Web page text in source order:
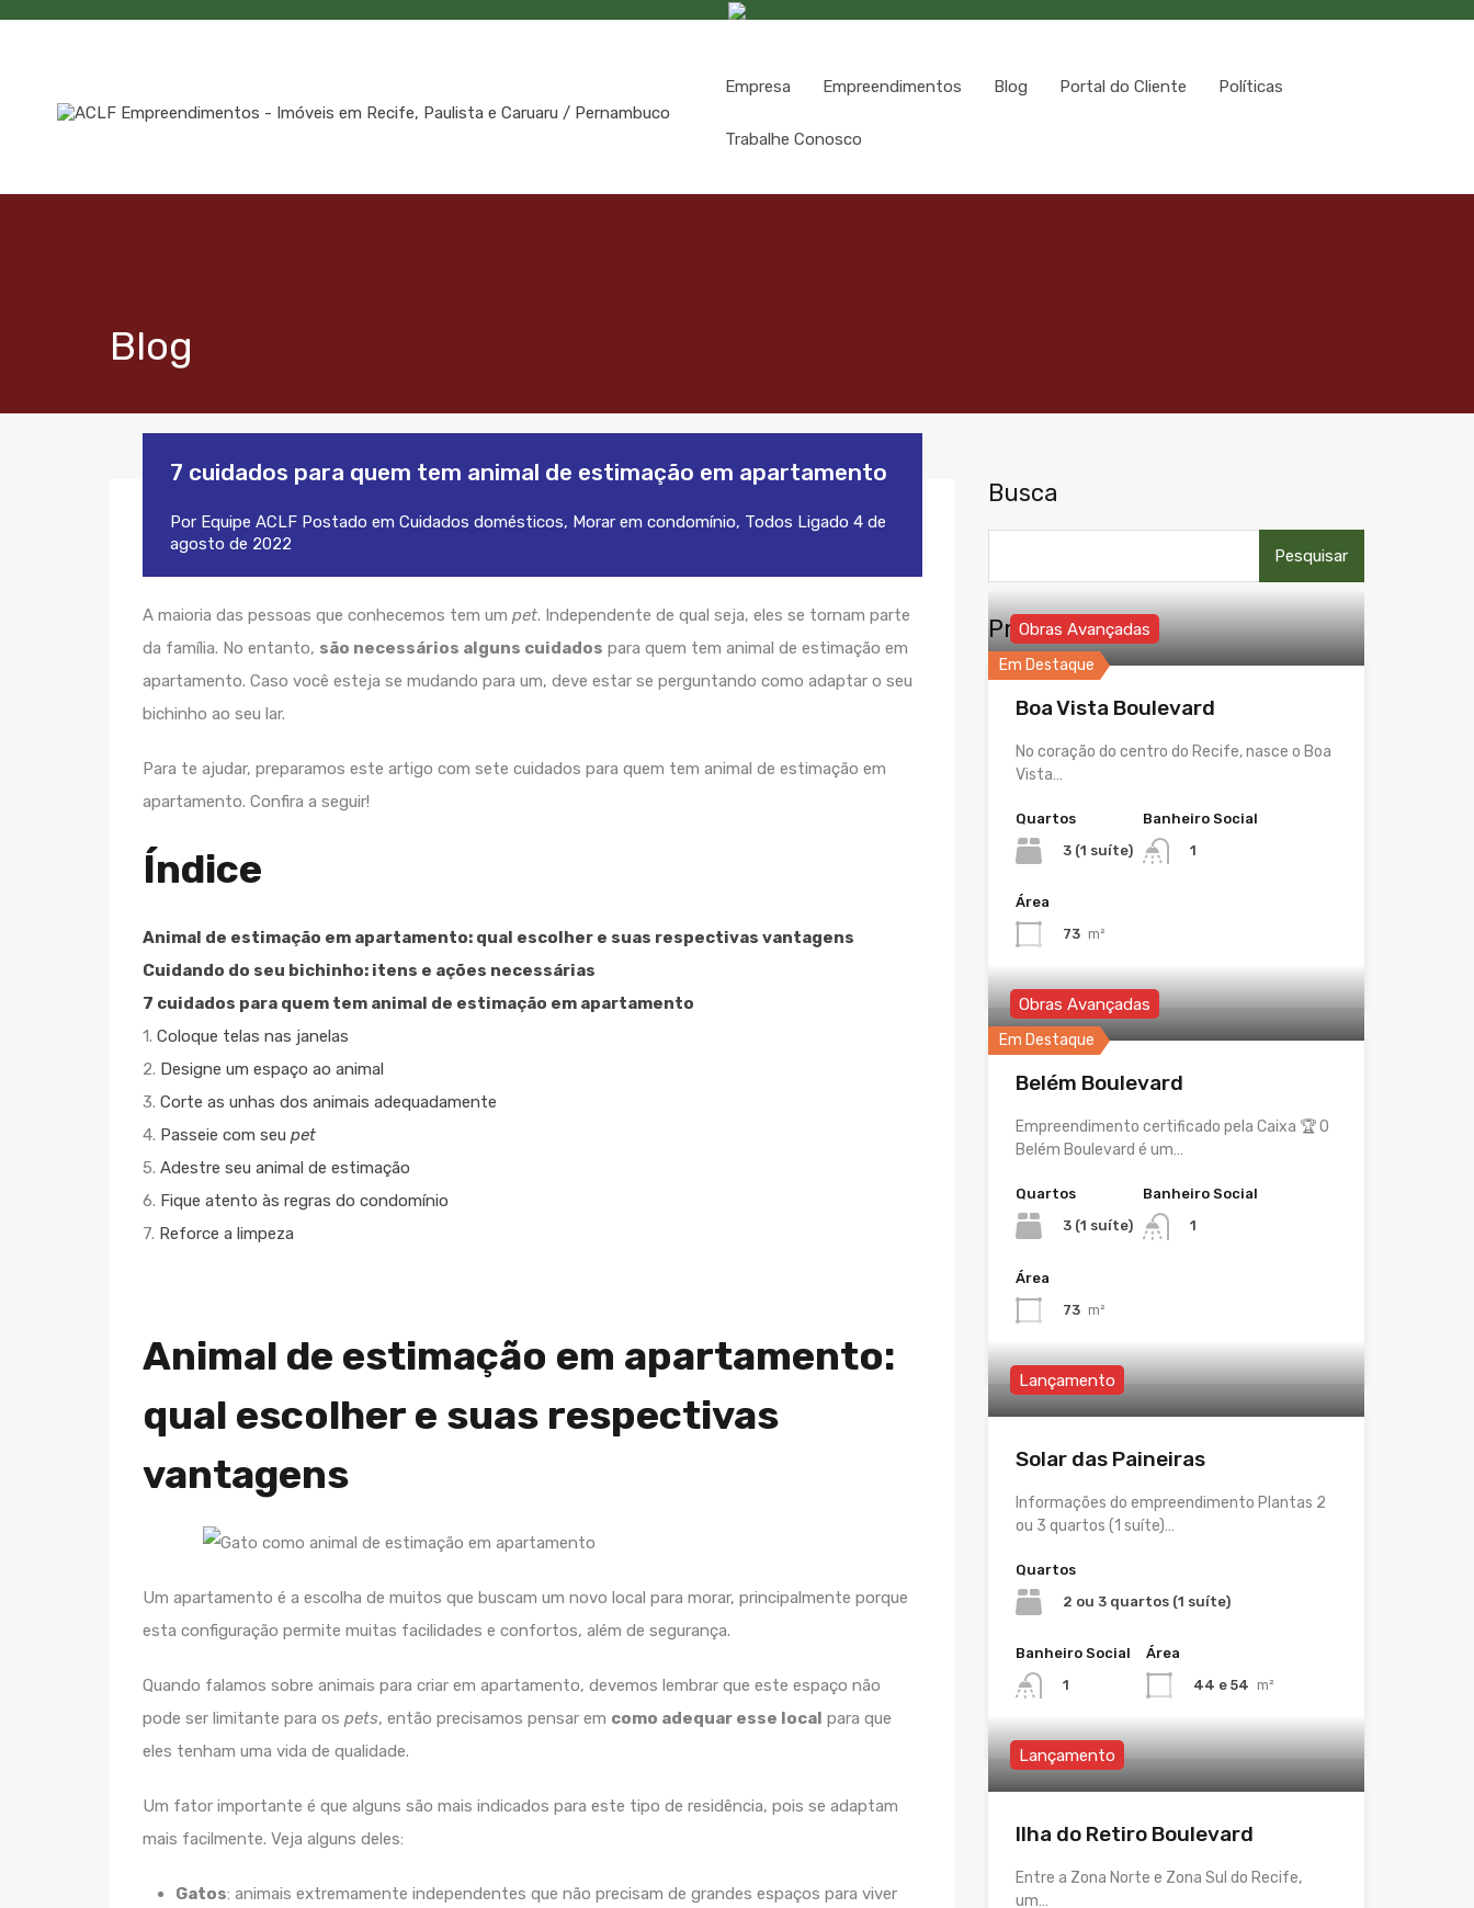
Empresa Empreendimentos Blog Portal do Cliente Políticas
Trabalhe Conosco
Blog
7 cuidados para quem tem animal de estimação em apartamento
Por Equipe ACLF Postado em Cuidados domésticos, Morar em condomínio, Todos Ligado 4 de
agosto de 2022
A maioria das pessoas que conhecemos tem um pet. Independente de qual seja, eles se tornam parte
da família. No entanto, são necessários alguns cuidados para quem tem animal de estimação em
apartamento. Caso você esteja se mudando para um, deve estar se perguntando como adaptar o seu
bichinho ao seu lar.
Para te ajudar, preparamos este artigo com sete cuidados para quem tem animal de estimação em
apartamento. Confira a seguir!
Índice
Animal de estimação em apartamento: qual escolher e suas respectivas vantagens
Cuidando do seu bichinho: itens e ações necessárias
7 cuidados para quem tem animal de estimação em apartamento
1. Coloque telas nas janelas
2. Designe um espaço ao animal
3. Corte as unhas dos animais adequadamente
4. Passeie com seu pet
5. Adestre seu animal de estimação
6. Fique atento às regras do condomínio
7. Reforce a limpeza
Animal de estimação em apartamento:
qual escolher e suas respectivas
vantagens
Um apartamento é a escolha de muitos que buscam um novo local para morar, principalmente porque
esta configuração permite muitas facilidades e confortos, além de segurança.
Quando falamos sobre animais para criar em apartamento, devemos lembrar que este espaço não
pode ser limitante para os pets, então precisamos pensar em como adequar esse local para que
eles tenham uma vida de qualidade.
Um fator importante é que alguns são mais indicados para este tipo de residência, pois se adaptam
mais facilmente. Veja alguns deles:
Gatos: animais extremamente independentes que não precisam de grandes espaços para viver
Busca
por:
Propriedades
Em Destaque
Obras Avançadas
Boa Vista Boulevard
No coração do centro do Recife, nasce o Boa
Vista…
Quartos
3 (1 suíte)
Banheiro Social
1
Área
73 m²
Em Destaque
Obras Avançadas
Belém Boulevard
Empreendimento certificado pela Caixa 🏆 O
Belém Boulevard é um…
Quartos
3 (1 suíte)
Banheiro Social
1
Área
73 m²
Lançamento
Solar das Paineiras
Informações do empreendimento Plantas 2
ou 3 quartos (1 suíte)…
Quartos
2 ou 3 quartos (1 suíte)
Banheiro Social
1
Área
44 e 54 m²
Lançamento
Ilha do Retiro Boulevard
Entre a Zona Norte e Zona Sul do Recife,
um…